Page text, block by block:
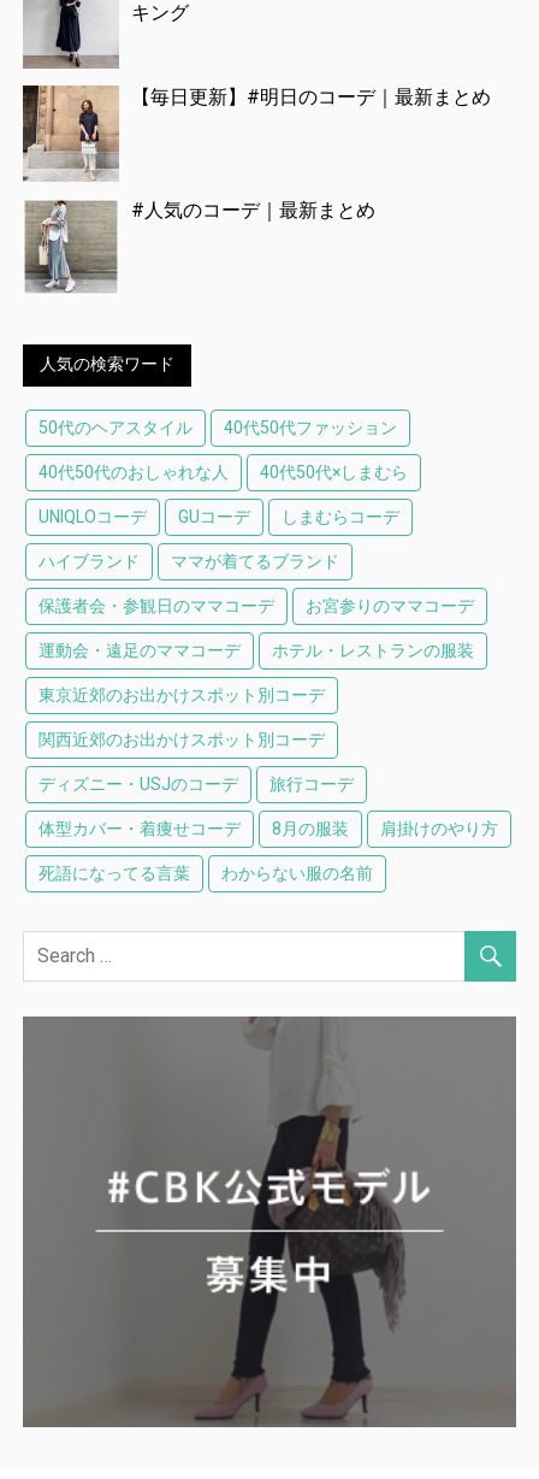
キング
【毎日更新】#明日のコーデ｜最新まとめ
#人気のコーデ｜最新まとめ
人気の検索ワード
50代のヘアスタイル 40代50代ファッション
40代50代のおしゃれな人 40代50代×しまむら
UNIQLOコーデ GUコーデ しまむらコーデ
ハイブランド ママが着てるブランド
保護者会・参観日のママコーデ お宮参りのママコーデ
運動会・遠足のママコーデ ホテル・レストランの服装
東京近郊のお出かけスポット別コーデ
関西近郊のお出かけスポット別コーデ
ディズニー・USJのコーデ 旅行コーデ
体型カバー・着痩せコーデ 8月の服装 肩掛けのやり方
死語になってる言葉 わからない服の名前